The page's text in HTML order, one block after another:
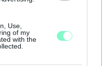
Use,
of my
with the
1 hozzászólás